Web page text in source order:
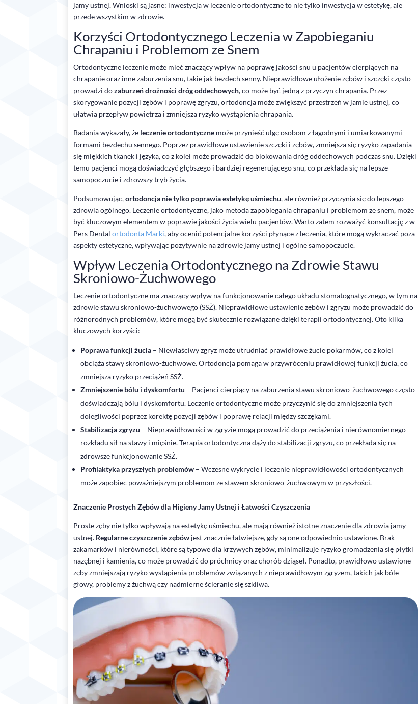
jamy ustnej. Wnioski są jasne: inwestycja w leczenie ortodontyczne to nie tylko inwestycja w estetykę, ale
przede wszystkim w zdrowie.
Korzyści Ortodontycznego Leczenia w Zapobieganiu
Chrapaniu i Problemom ze Snem
Ortodontyczne leczenie może mieć znaczący wpływ na poprawę jakości snu u pacjentów cierpiących na
chrapanie oraz inne zaburzenia snu, takie jak bezdech senny. Nieprawidłowe ułożenie zębów i szczęki często
prowadzi dozaburzeń drożności dróg oddechowych, co może być jedną z przyczyn chrapania. Przez
skorygowanie pozycji zębów i poprawę zgryzu, ortodoncja może zwiększyć przestrzeń w jamie ustnej, co
ułatwia przepływ powietrza i zmniejsza ryzyko wystąpienia chrapania.
Badania wykazały, że leczenie ortodontyczne może przynieść ulgę osobom z łagodnymi i umiarkowanymi
formami bezdechu sennego. Poprzez prawidłowe ustawienie szczęki i zębów, zmniejsza się ryzyko zapadania
się miękkich tkanek i języka, co z kolei może prowadzić do blokowania dróg oddechowych podczas snu. Dzięki
temu pacjenci mogą doświadczyć głębszego i bardziej regenerującego snu, co przekłada się na lepsze
samopoczucie i zdrowszy tryb życia.
Podsumowując,ortodoncja nie tylko poprawia estetykę uśmiechu, ale również przyczynia się do lepszego
zdrowia ogólnego. Leczenie ortodontyczne, jako metoda zapobiegania chrapaniu i problemom ze snem, może
być kluczowym elementem w poprawie jakości życia wielu pacjentów. Warto zatem rozważyć konsultację z w
Pers Dentalortodonta Marki, aby ocenić potencjalne korzyści płynące z leczenia, które mogą wykraczać poza
aspekty estetyczne, wpływając pozytywnie na zdrowie jamy ustnej i ogólne samopoczucie.
Wpływ Leczenia Ortodontycznego na Zdrowie Stawu
Skroniowo-Żuchwowego
Leczenie ortodontyczne ma znaczący wpływ na funkcjonowanie całego układu stomatognatycznego, w tym na
zdrowie stawu skroniowo-żuchwowego (SSŻ). Nieprawidłowe ustawienie zębów i zgryzu może prowadzić do
różnorodnych problemów, które mogą być skutecznie rozwiązane dzięki terapii ortodontycznej. Oto kilka
kluczowych korzyści:
Poprawa funkcji żucia – Niewłaściwy zgryz może utrudniać prawidłowe żucie pokarmów, co z kolei
obciąża stawy skroniowo-żuchwowe. Ortodoncja pomaga w przywróceniu prawidłowej funkcji żucia, co
zmniejsza ryzyko przeciążeń SSŻ.
Zmniejszenie bólu i dyskomfortu – Pacjenci cierpiący na zaburzenia stawu skroniowo-żuchwowego często
doświadczają bólu i dyskomfortu. Leczenie ortodontyczne może przyczynić się do zmniejszenia tych
dolegliwości poprzez korektę pozycji zębów i poprawę relacji między szczękami.
Stabilizacja zgryzu – Nieprawidłowości w zgryzie mogą prowadzić do przeciążenia i nierównomiernego
rozkładu sił na stawy i mięśnie. Terapia ortodontyczna dąży do stabilizacji zgryzu, co przekłada się na
zdrowsze funkcjonowanie SSŻ.
Profilaktyka przyszłych problemów – Wczesne wykrycie i leczenie nieprawidłowości ortodontycznych
może zapobiec poważniejszym problemom ze stawem skroniowo-żuchwowym w przyszłości.
Znaczenie Prostych Zębów dla Higieny Jamy Ustnej i Łatwości Czyszczenia
Proste zęby nie tylko wpływają na estetykę uśmiechu, ale mają również istotne znaczenie dla zdrowia jamy
ustnej. Regularne czyszczenie zębów jest znacznie łatwiejsze, gdy są one odpowiednio ustawione. Brak
zakamarków i nierówności, które są typowe dla krzywych zębów, minimalizuje ryzyko gromadzenia się płytki
nazębnej i kamienia, co może prowadzić do próchnicy oraz chorób dziąseł. Ponadto, prawidłowo ustawione
zęby zmniejszają ryzyko wystąpienia problemów związanych z nieprawidłowym zgryzem, takich jak bóle
głowy, problemy z żuchwą czy nadmierne ścieranie się szkliwa.